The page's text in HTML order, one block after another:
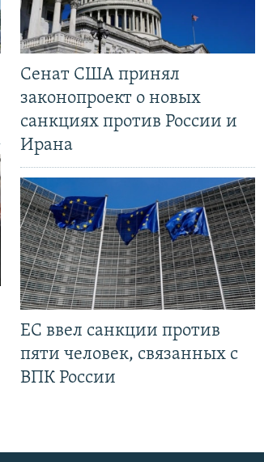
Сенат США принял
законопроект о новых
санкциях против России и
Ирана
ЕС ввел санкции против
пяти человек, связанных с
ВПК России